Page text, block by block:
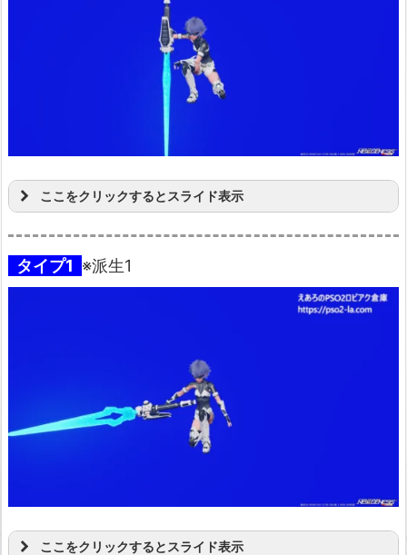
ここをクリックするとスライド表示
タイプ1 ※派生1
ここをクリックするとスライド表示